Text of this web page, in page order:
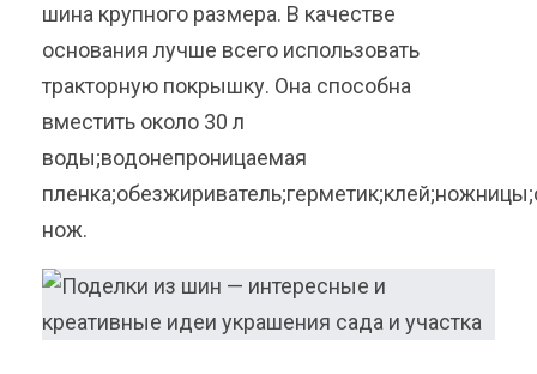
шина крупного размера. В качестве
основания лучше всего использовать
тракторную покрышку. Она способна
вместить около 30 л
воды;водонепроницаемая
нож.